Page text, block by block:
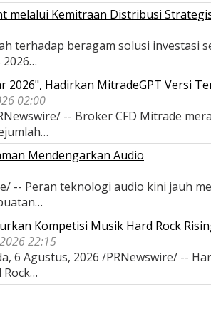
melalui Kemitraan Distribusi
terhadap beragam solusi
2026…
2026", Hadirkan MitradeGPT Versi
02:00
-- Broker CFD Mitrade
Mendengarkan Audio
-- Peran teknologi audio kini jauh
Kompetisi Musik Hard Rock
22:15
6 Agustus, 2026 /PRNewswire/ --
Rock…